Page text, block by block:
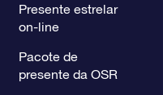
Presente estrelar
on-line
Pacote de
presente da OSR